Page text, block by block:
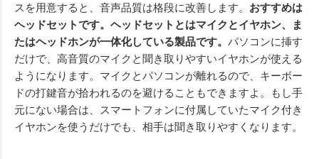
スを用意すると、音声品質は格段に改善します。 おすすめは
ヘッドセットです。ヘッドセットとはマイクとイヤホン、ま
たはヘッドホンが一体化している製品です。 パソコンに挿す
だけで、高音質のマイクと聞き取りやすいイヤホンが使える
ようになります。マイクとパソコンが離れるので、キーボー
ドの打鍵音が拾われるのを避けることもできますよ。もし手
元にない場合は、スマートフォンに付属していたマイク付き
イヤホンを使うだけでも、相手は聞き取りやすくなります。